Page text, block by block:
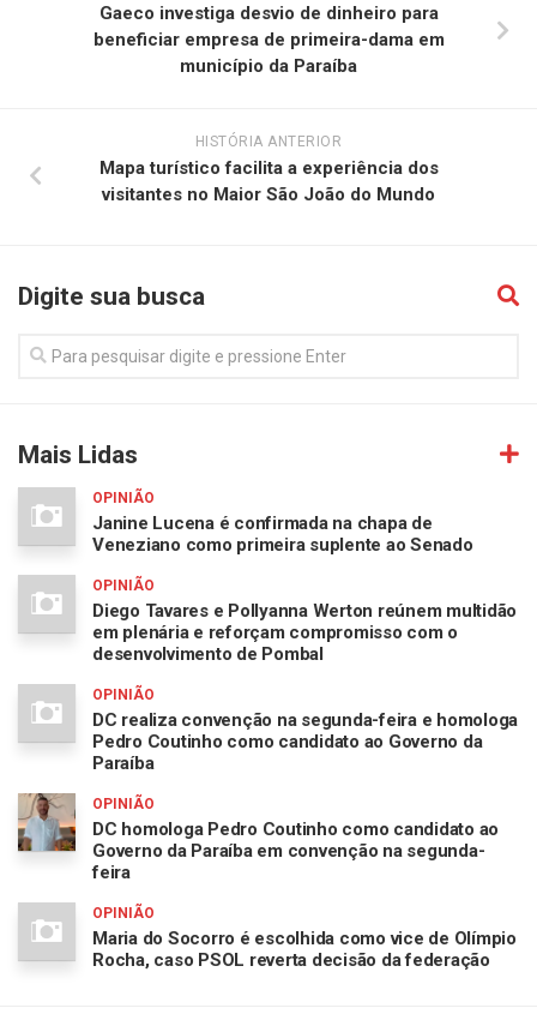
Gaeco investiga desvio de dinheiro para
beneficiar empresa de primeira-dama em
município da Paraíba
HISTÓRIA ANTERIOR
Mapa turístico facilita a experiência dos
visitantes no Maior São João do Mundo
Digite sua busca
Mais Lidas
OPINIÃO
Janine Lucena é confirmada na chapa de
Veneziano como primeira suplente ao Senado
OPINIÃO
Diego Tavares e Pollyanna Werton reúnem multidão
em plenária e reforçam compromisso com o
desenvolvimento de Pombal
OPINIÃO
DC realiza convenção na segunda-feira e homologa
Pedro Coutinho como candidato ao Governo da
Paraíba
OPINIÃO
DC homologa Pedro Coutinho como candidato ao
Governo da Paraíba em convenção na segunda-
feira
OPINIÃO
Maria do Socorro é escolhida como vice de Olímpio
Rocha, caso PSOL reverta decisão da federação